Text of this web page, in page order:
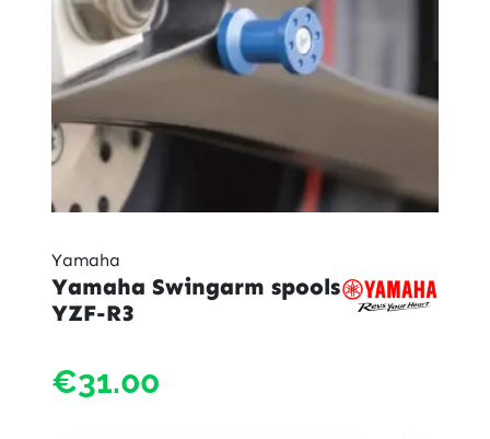
Yamaha
Yamaha Swingarm spools
YZF-R3
€31.00